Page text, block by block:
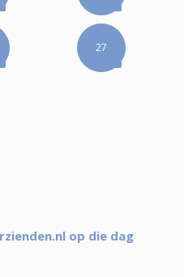
27
op die dag